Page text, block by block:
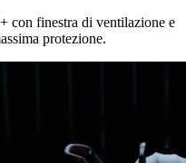
con finestra di ventilazione e
protezione.